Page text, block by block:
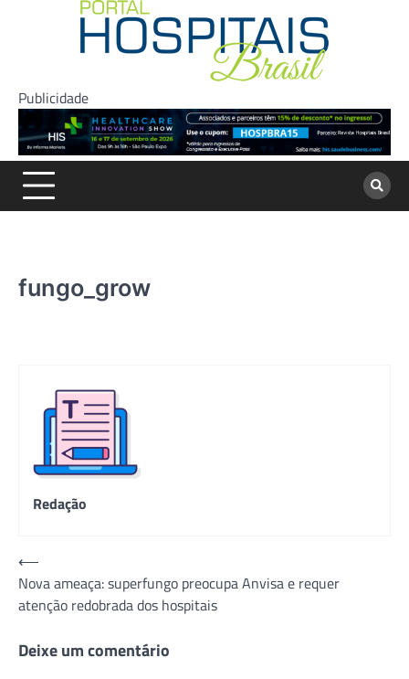
Publicidade
fungo_grow
Redação
Navegação
de
Post
⟵
Nova ameaça: superfungo preocupa Anvisa e requer
atenção redobrada dos hospitais
Deixe um comentário